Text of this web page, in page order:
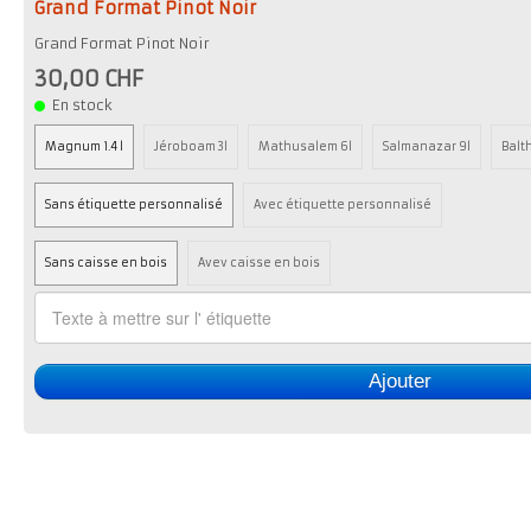
Grand Format Pinot Noir
Grand Format Pinot Noir
30,00 CHF
En stock
Magnum 1.4 l Jéroboam 3l Mathusalem 6l Salmanazar 9l
Sans étiquette personnalisé Avec étiquette personnalisé
Sans caisse en bois Avev caisse en bois
Ajouter